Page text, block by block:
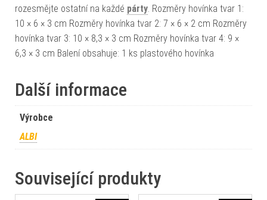
rozesmějte ostatní na každé párty . Rozměry hovínka tvar 1:
10 × 6 × 3 cm Rozměry hovínka tvar 2: 7 × 6 × 2 cm Rozměry
hovínka tvar 3: 10 × 8,3 × 3 cm Rozměry hovínka tvar 4: 9 ×
6,3 × 3 cm Balení obsahuje: 1 ks plastového hovínka
Další informace
Výrobce
ALBI
Související produkty